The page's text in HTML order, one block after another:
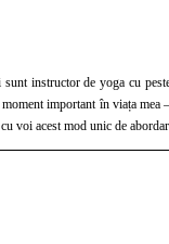
instructor de yoga cu
important în viața
voi acest mod unic de